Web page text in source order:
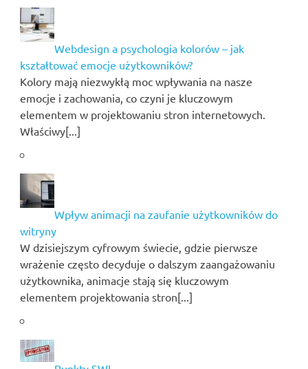
Webdesign a psychologia kolorów – jak
kształtować emocje użytkowników?
Kolory mają niezwykłą moc wpływania na nasze
emocje i zachowania, co czyni je kluczowym
elementem w projektowaniu stron internetowych.
Właściwy[...]
Wpływ animacji na zaufanie użytkowników do
witryny
W dzisiejszym cyfrowym świecie, gdzie pierwsze
wrażenie często decyduje o dalszym zaangażowaniu
użytkownika, animacje stają się kluczowym
elementem projektowania stron[...]